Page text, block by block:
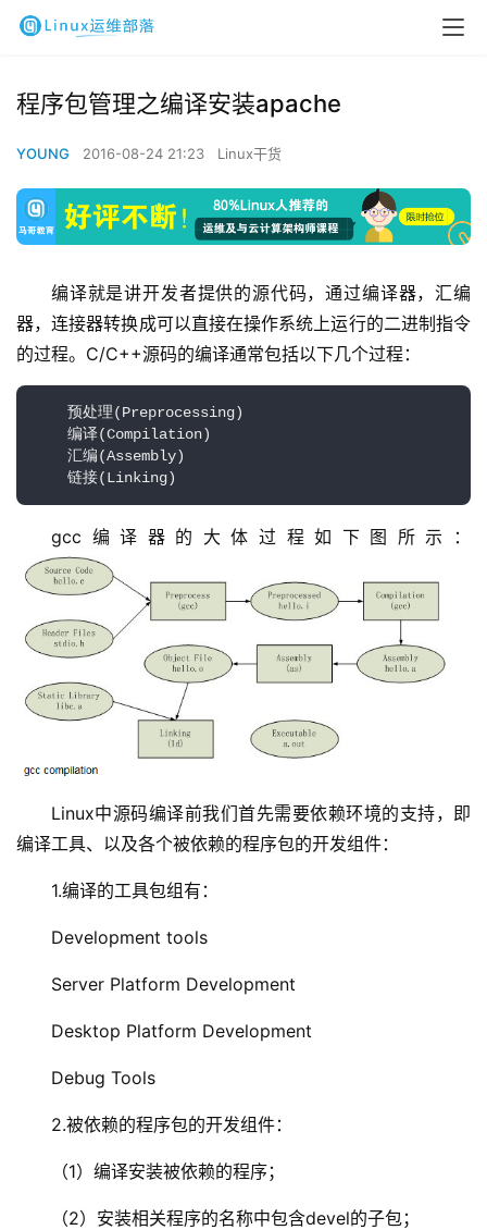
程序包管理之编译安装apache
YOUNG 2016-08-24 21:23 Linux干货
编译就是讲开发者提供的源代码，通过编译器，汇编
器，连接器转换成可以直接在操作系统上运行的二进制指令
的过程。C/C++源码的编译通常包括以下几个过程：
预处理(Preprocessing)
编译(Compilation)
汇编(Assembly)
链接(Linking)
gcc编译器的大体过程如下图所示：
Linux中源码编译前我们首先需要依赖环境的支持，即
编译工具、以及各个被依赖的程序包的开发组件：
1.编译的工具包组有：
Development tools
Server Platform Development
Desktop Platform Development
Debug Tools
2.被依赖的程序包的开发组件：
（1）编译安装被依赖的程序；
（2）安装相关程序的名称中包含devel的子包；